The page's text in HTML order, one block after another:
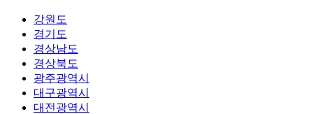
강원도
경기도
경상남도
경상북도
광주광역시
대구광역시
대전광역시